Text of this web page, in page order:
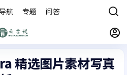
航 专题 问答
精选图片素材写真